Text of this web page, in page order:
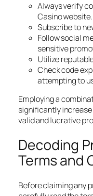
Always verify
Casino website.
Subscribe to
Follow social
sensitive
Utilize
Check code
attempting to
Employing a
significantly
valid and lucrative
Decoding
Terms and
Before claiming any